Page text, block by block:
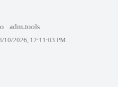
adm.tools
10/2026, 12:11:03 PM